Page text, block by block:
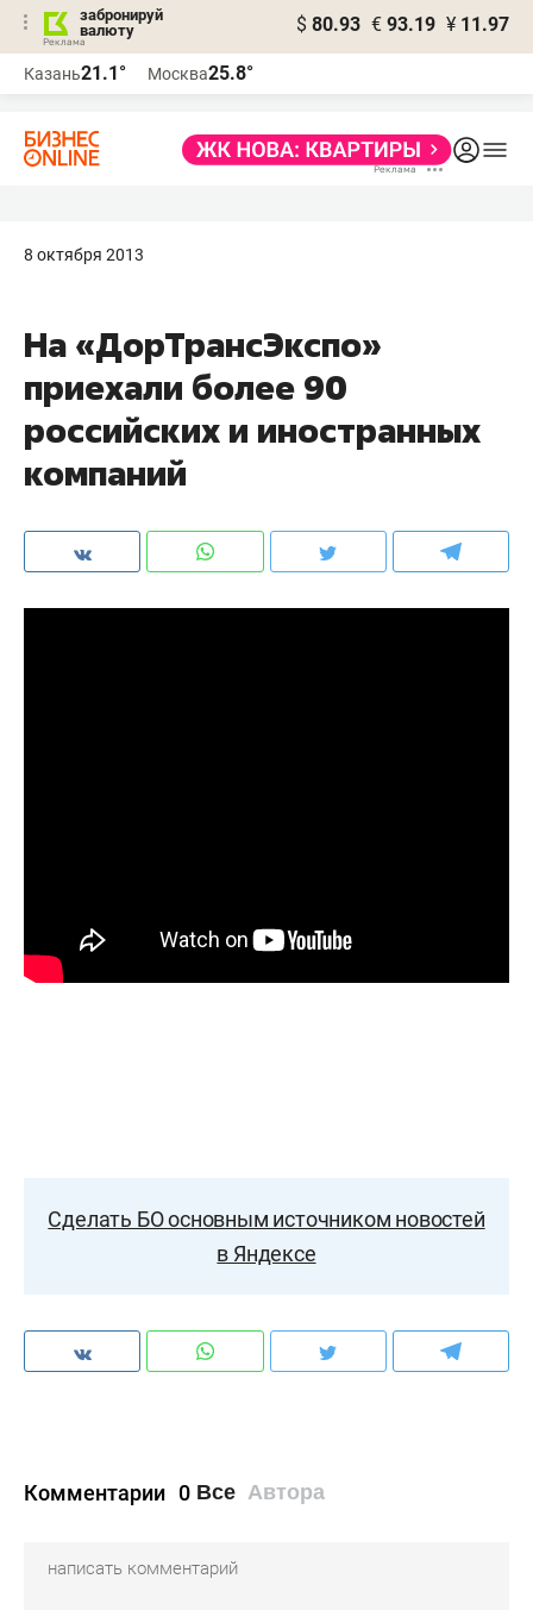
забронируй
валюту
$ 80.93 € 93.19 ¥ 11.97
Казань21.1° Москва25.8°
8 октября 2013
На «ДорТрансЭкспо»
приехали более 90
российских и иностранных
компаний
Сделать БО основным источником новостей
в Яндексе
Комментарии 0 Все Автора